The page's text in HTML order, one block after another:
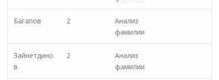
Багапов 2
Анализ
фамилии
Зайнетдино
в
2
Анализ
фамилии